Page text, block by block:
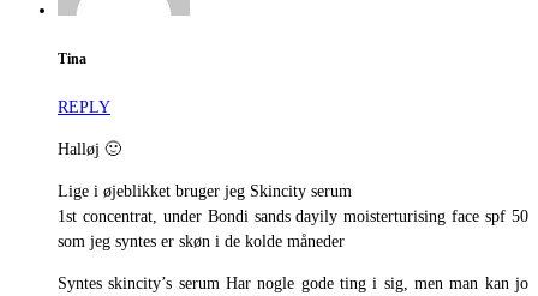
Tina
REPLY
Halløj 🙂
Lige i øjeblikket bruger jeg Skincity serum
1st concentrat, under Bondi sands dayily moisterturising face spf 50
som jeg syntes er skøn i de kolde måneder
Syntes skincity’s serum Har nogle gode ting i sig, men man kan jo